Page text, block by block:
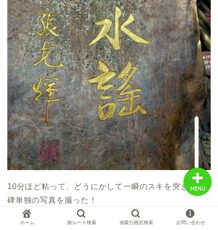
10分ほど粘って、どうにかして一瞬のスキを突き、石
碑単独の写真を撮った！
ホーム 旅ルート検索 省級行政区検索 お問い合わせ
MENU
中国お薦め観光地
中国の世界遺産
中国旅行の情報案内
中国麺ランキング